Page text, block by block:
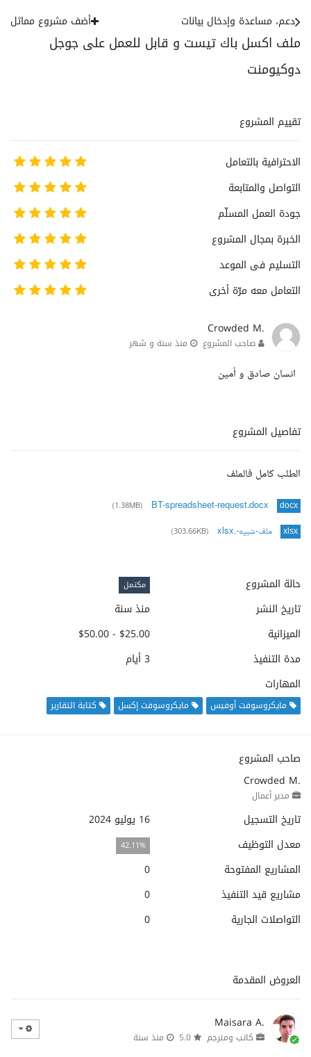
ملف اكسل باك تيست و قابل للعمل على جوجل
دوكيومنت
دعم، مساعدة وإدخال بيانات أضف مشروع مماثل
تقييم المشروع
الاحترافية بالتعامل
التواصل والمتابعة
جودة العمل المسلّم
الخبرة بمجال المشروع
التسليم فى الموعد
التعامل معه مرّة أخرى
Crowded M.
صاحب المشروع منذ سنة و شهر
انسان صادق و أمين
تفاصيل المشروع
الطلب كامل فالملف
docx
BT-spreadsheet-request.docx
(1.38MB)
xlsx ملف-شبيه-.xlsx (303.66KB)
حالة المشروع مكتمل
تاريخ النشر
منذ سنة
الميزانية
$25.00 - $50.00
مدة التنفيذ
3 أيام
المهارات
مايكروسوفت أوفيس مايكروسوفت إكسل كتابة التقارير
صاحب المشروع
Crowded M.
مدير أعمال
تاريخ التسجيل
16 يوليو 2024
معدل التوظيف
42.11%
المشاريع المفتوحة
0
مشاريع قيد التنفيذ
0
التواصلات الجارية
0
العروض المقدمة
Maisara A.
كاتب ومترجم منذ سنة